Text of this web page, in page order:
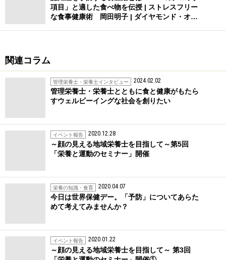
項目」と適した食べ物を伝授 | ストレスフリー
な食事健康術 岡田明子 | ダイヤモンド・オ…
関連コラム
管理栄養士・栄養士インタビュー 2024.02.02
管理栄養士・栄養士とともに食と健康がもたら
すウェルビーイングな社会を創りたい
イベント報告 2020.12.28
～顔の見える地域栄養士を目指して～第5回
「栄養と運動のセミナー」開催
栄養の知識・食育 2020.04.07
今日は世界保健デー。「予防」についてあらた
めて考えてみませんか？
イベント報告 2020.01.22
～顔の見える地域栄養士を目指して～ 第3回